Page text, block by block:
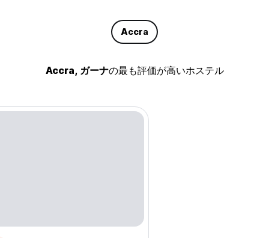
Accra
Accra, ガーナの最も評価が高いホステル